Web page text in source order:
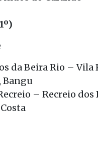
da Beira Rio – Vila
Bangu
– Recreio